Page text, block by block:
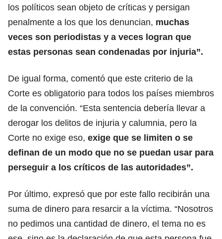
los políticos sean objeto de críticas y persigan
penalmente a los que los denuncian, muchas
veces son periodistas y a veces logran que
estas personas sean condenadas por injuria”.
De igual forma, comentó que este criterio de la
Corte es obligatorio para todos los países miembros
de la convención. “Esta sentencia debería llevar a
derogar los delitos de injuria y calumnia, pero la
Corte no exige eso, exige que se limiten o se
definan de un modo que no se puedan usar para
perseguir a los críticos de las autoridades”.
Por último, expresó que por este fallo recibirán una
suma de dinero para resarcir a la víctima. “Nosotros
no pedimos una cantidad de dinero, el tema no es